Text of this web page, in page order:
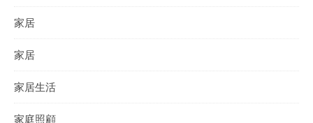
家居
家居
家居生活
家庭照顧